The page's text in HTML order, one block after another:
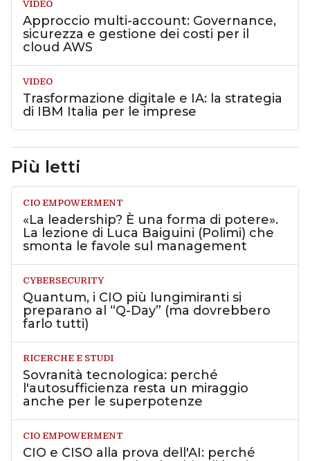
VIDEO
Approccio multi-account: Governance,
sicurezza e gestione dei costi per il
cloud AWS
VIDEO
Trasformazione digitale e IA: la strategia
di IBM Italia per le imprese
Più letti
CIO EMPOWERMENT
«La leadership? È una forma di potere».
La lezione di Luca Baiguini (Polimi) che
smonta le favole sul management
CYBERSECURITY
Quantum, i CIO più lungimiranti si
preparano al “Q-Day” (ma dovrebbero
farlo tutti)
RICERCHE E STUDI
Sovranità tecnologica: perché
l'autosufficienza resta un miraggio
anche per le superpotenze
CIO EMPOWERMENT
CIO e CISO alla prova dell'AI: perché